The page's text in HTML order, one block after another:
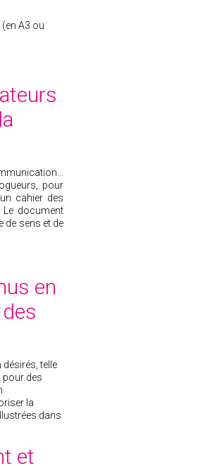
(en A3 ou
pour
cahier des
document
de sens et de
en
telle
pour des
la
dans
et